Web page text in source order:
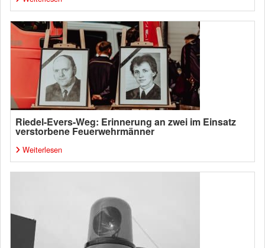
Riedel-Evers-Weg: Erinnerung an zwei im Einsatz
verstorbene Feuerwehrmänner
Weiterlesen